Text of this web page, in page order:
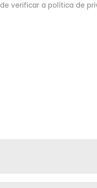
verificar a política de